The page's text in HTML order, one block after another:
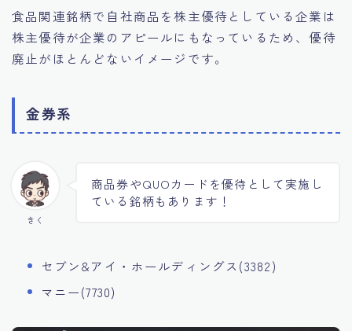
食品関連銘柄で自社商品を株主優待としている企業は
株主優待が企業のアピールにもなっているため、優待
廃止がほとんどないイメージです。
金券系
きく
商品券やQUOカードを優待として実施し
ている銘柄もあります！
セブン&アイ・ホールディングス(3382)
マニー(7730)